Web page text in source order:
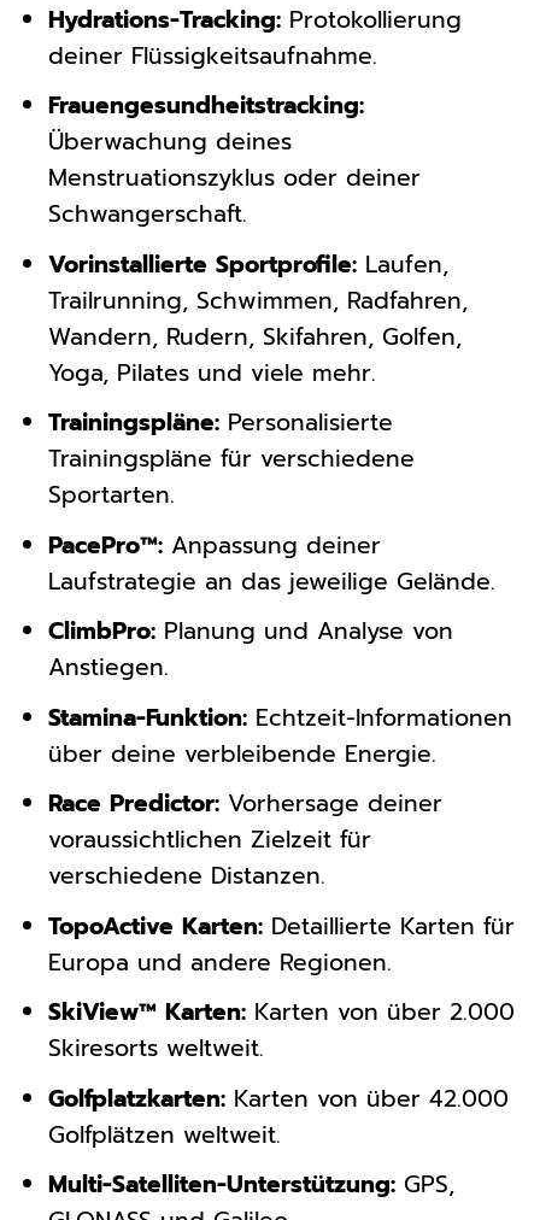
Hydrations-Tracking:Protokollierung
deiner Flüssigkeitsaufnahme.
Frauengesundheitstracking:
Überwachung deines
Menstruationszyklus oder deiner
Schwangerschaft.
Vorinstallierte Sportprofile:Laufen,
Trailrunning, Schwimmen, Radfahren,
Wandern, Rudern, Skifahren, Golfen,
Yoga, Pilates und viele mehr.
Trainingspläne:Personalisierte
Trainingspläne für verschiedene
Sportarten.
PacePro™:Anpassung deiner
Laufstrategie an das jeweilige Gelände.
ClimbPro:Planung und Analyse von
Anstiegen.
Stamina-Funktion:Echtzeit-Informationen
über deine verbleibende Energie.
Race Predictor:Vorhersage deiner
voraussichtlichen Zielzeit für
verschiedene Distanzen.
TopoActive Karten:Detaillierte Karten für
Europa und andere Regionen.
SkiView™ Karten:Karten von über 2.000
Skiresorts weltweit.
Golfplatzkarten:Karten von über 42.000
Golfplätzen weltweit.
Multi-Satelliten-Unterstützung:GPS,